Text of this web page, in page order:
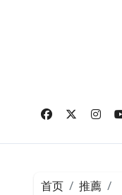
首页 推薦